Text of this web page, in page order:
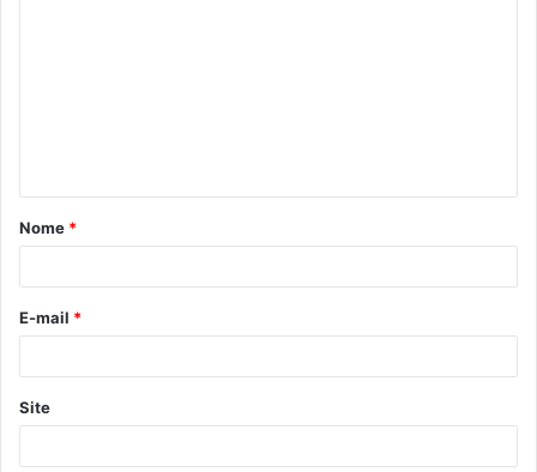
á
r
*
Nome *
E-mail *
Site